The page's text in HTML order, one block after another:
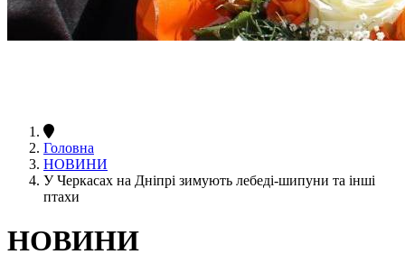
Головна
НОВИНИ
У Черкасах на Дніпрі зимують лебеді-шипуни та інші
птахи
НОВИНИ